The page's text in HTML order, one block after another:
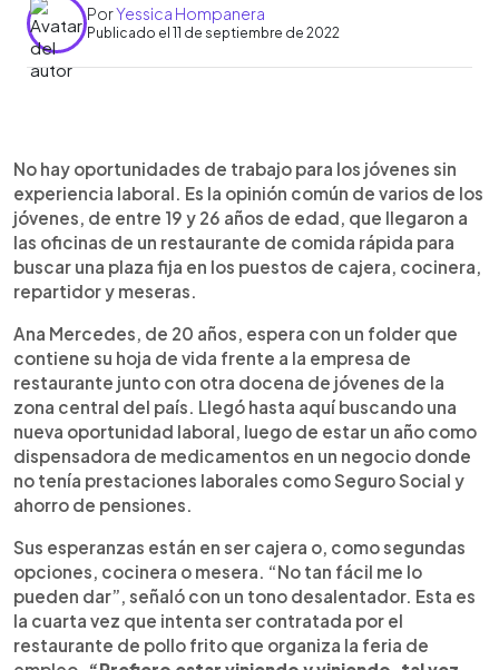
PorYessica Hompanera
Publicado el 11 de septiembre de 2022
Escuchar artículo
No hay oportunidades de trabajo para los jóvenes sin
experiencia laboral. Es la opinión común de varios de los
jóvenes, de entre 19 y 26 años de edad, que llegaron a
las oficinas de un restaurante de comida rápida para
buscar una plaza fija en los puestos de cajera, cocinera,
repartidor y meseras.
Ana Mercedes, de 20 años, espera con un folder que
contiene su hoja de vida frente a la empresa de
restaurante junto con otra docena de jóvenes de la
zona central del país. Llegó hasta aquí buscando una
nueva oportunidad laboral, luego de estar un año como
dispensadora de medicamentos en un negocio donde
no tenía prestaciones laborales como Seguro Social y
ahorro de pensiones.
Sus esperanzas están en ser cajera o, como segundas
opciones, cocinera o mesera. “No tan fácil me lo
pueden dar”, señaló con un tono desalentador. Esta es
la cuarta vez que intenta ser contratada por el
restaurante de pollo frito que organiza la feria de